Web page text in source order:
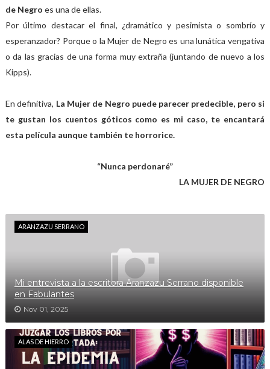
de Negro es una de ellas.
Por último destacar el final, ¿dramático y pesimista o sombrío y
esperanzador? Porque o la Mujer de Negro es una lunática vengativa
o da las gracias de una forma muy extraña (juntando de nuevo a los
Kipps).
En definitiva, La Mujer de Negro puede parecer predecible, pero si
te gustan los cuentos góticos como es mi caso, te encantará
esta película aunque también te horrorice.
“Nunca perdonaré”
LA MUJER DE NEGRO
ARANZAZU SERRANO
Mi entrevista a la escritora Aranzazu Serrano disponible
en Fabulantes
Nov 01, 2025
ALAS DE HIERRO